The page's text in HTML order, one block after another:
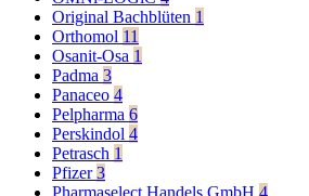
Original Bachblüten 1
Orthomol 11
Osanit-Osa 1
Padma 3
Panaceo 4
Pelpharma 6
Perskindol 4
Petrasch 1
Pfizer3